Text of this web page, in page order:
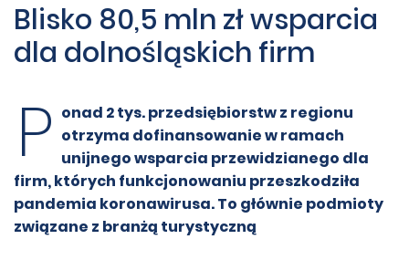
Blisko 80,5 mln zł wsparcia
dla dolnośląskich firm
P onad 2 tys. przedsiębiorstw z regionu
otrzyma dofinansowanie w ramach
unijnego wsparcia przewidzianego dla
firm, których funkcjonowaniu przeszkodziła
pandemia koronawirusa. To głównie podmioty
związane z branżą turystyczną